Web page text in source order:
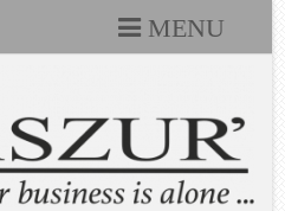
MENU